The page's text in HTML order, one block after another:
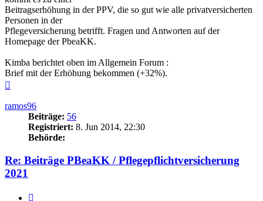
Beitragserhöhung in der PPV, die so gut wie alle privatversicherten
Personen in der
Pflegeversicherung betrifft. Fragen und Antworten auf der
Homepage der PbeaKK.
Kimba berichtet oben im Allgemein Forum :
Brief mit der Erhöhung bekommen (+32%).
ramos96
Beiträge: 56
Registriert: 8. Jun 2014, 22:30
Behörde:
Re: Beiträge PBeaKK / Pflegepflichtversicherung
2021